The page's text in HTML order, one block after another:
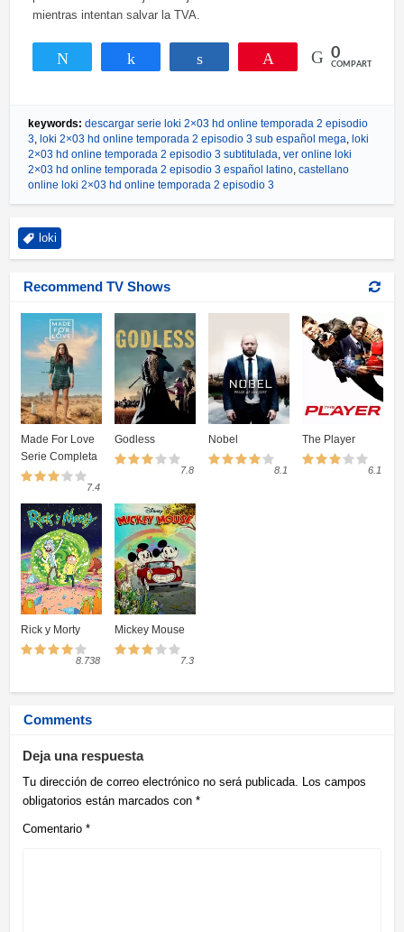
mientras intentan salvar la TVA.
Compartir Compartir 0
COMPARTIR
keywords: descargar serie loki 2×03 hd online temporada 2 episodio
3 loki 2×03 hd online temporada 2 episodio 3 sub español mega loki
2×03 hd online temporada 2 episodio 3 subtitulada ver online loki
2×03 hd online temporada 2 episodio 3 español latino castellano
online loki 2×03 hd online temporada 2 episodio 3
loki
Recommend TV Shows
Made For Love
Serie Completa
7.4
Godless
7.8
Nobel
8.1
The Player
6.1
Rick y Morty
8.738
Mickey Mouse
7.3
Comments
Deja una respuesta
Tu dirección de correo electrónico no será publicada. Los campos
obligatorios están marcados con *
Comentario *